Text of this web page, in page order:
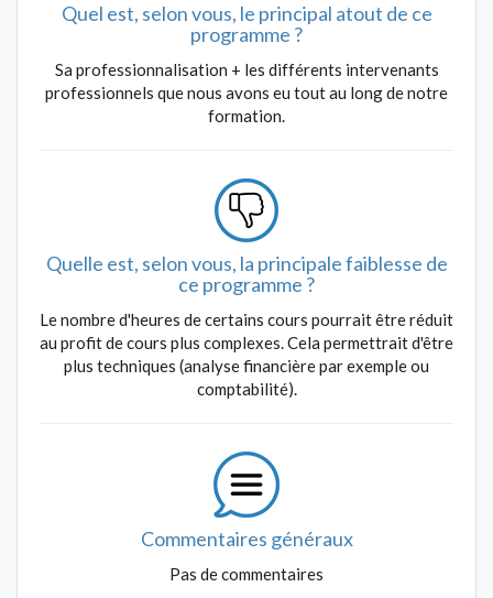
Quel est, selon vous, le principal atout de ce
programme ?
Sa professionnalisation + les différents intervenants
professionnels que nous avons eu tout au long de notre
formation.
Quelle est, selon vous, la principale faiblesse de
ce programme ?
Le nombre d'heures de certains cours pourrait être réduit
au profit de cours plus complexes. Cela permettrait d'être
plus techniques (analyse financière par exemple ou
comptabilité).
Commentaires généraux
Pas de commentaires